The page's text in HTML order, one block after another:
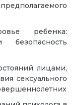
ребенка:
лицами,
сексуального